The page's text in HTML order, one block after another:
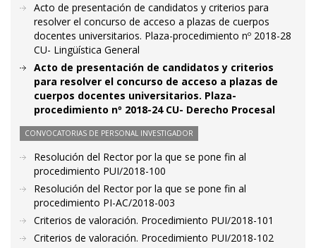
Acto de presentación de candidatos y criterios para
resolver el concurso de acceso a plazas de cuerpos
docentes universitarios. Plaza-procedimiento nº 2018-28
CU- Lingüística General
Acto de presentación de candidatos y criterios
para resolver el concurso de acceso a plazas de
cuerpos docentes universitarios. Plaza-
procedimiento nº 2018-24 CU- Derecho Procesal
CONVOCATORIAS DE PERSONAL INVESTIGADOR
Resolución del Rector por la que se pone fin al
procedimiento PUI/2018-100
Resolución del Rector por la que se pone fin al
procedimiento PI-AC/2018-003
Criterios de valoración. Procedimiento PUI/2018-101
Criterios de valoración. Procedimiento PUI/2018-102